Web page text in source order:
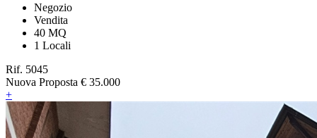
Negozio
Vendita
40 MQ
1 Locali
Rif. 5045
Nuova Proposta € 35.000
+